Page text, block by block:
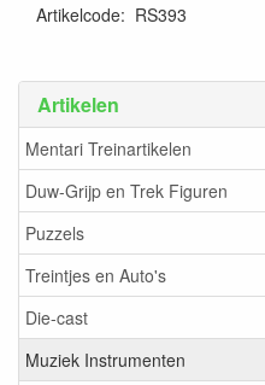
Artikelen
Mentari Treinartikelen
Duw-Grijp en Trek Figuren
Puzzels
Treintjes en Auto's
Die-cast
Muziek Instrumenten
Artikelcode: RS393